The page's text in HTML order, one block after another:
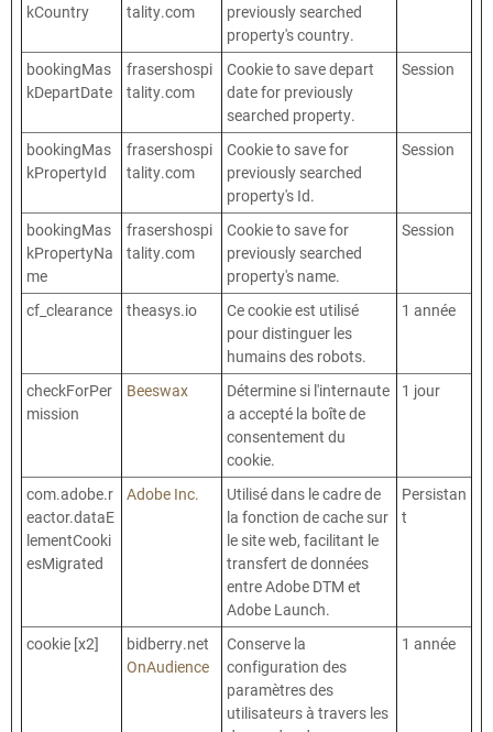
kCountry
tality.com
previously searched
property's country.
bookingMas
kDepartDate
frasershospi
tality.com
Cookie to save depart
date for previously
searched property.
Session
bookingMas
kPropertyId
frasershospi
tality.com
Cookie to save for
previously searched
property's Id.
Session
bookingMas
kPropertyNa
me
frasershospi
tality.com
Cookie to save for
previously searched
property's name.
Session
cf_clearance theasys.io
Ce cookie est utilisé
pour distinguer les
humains des robots.
1 année
checkForPer
mission
Beeswax
Détermine si l'internaute
a accepté la boîte de
consentement du
cookie.
1 jour
com.adobe.r
eactor.dataE
lementCooki
esMigrated
Adobe Inc.
Utilisé dans le cadre de
la fonction de cache sur
le site web, facilitant le
transfert de données
entre Adobe DTM et
Adobe Launch.
Persistan
t
cookie [x2]
bidberry.net
OnAudience
Conserve la
configuration des
paramètres des
utilisateurs à travers les
1 année